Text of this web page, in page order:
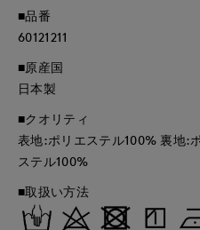
■品番
60121211
■原産国
日本製
■クオリティ
表地:ポリエステル100% 裏地:
ステル100%
■取扱い方法